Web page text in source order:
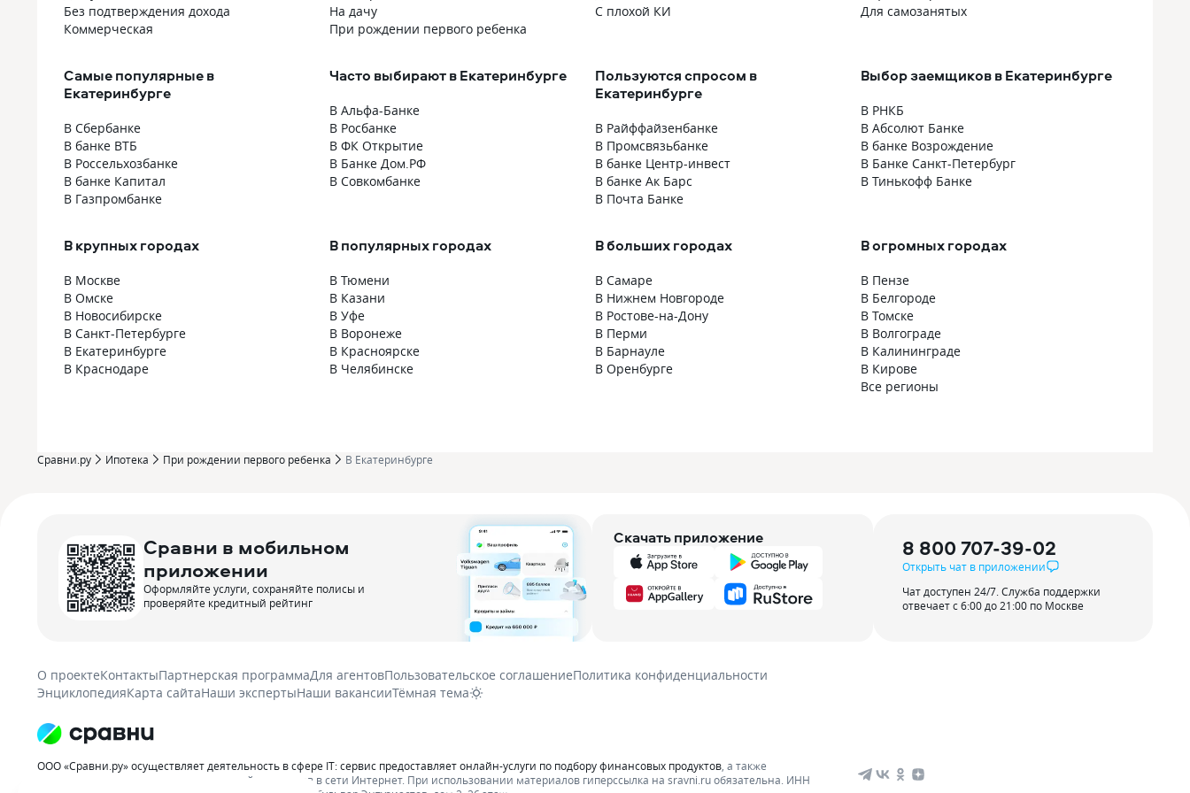
в других банках- просто шок. Очень
рада, что долгосрочное
сотрудничество именно с этим
от застройщика, согласовывая все
нюансы. · Помог выбрать
(семейная ипотека), хотя
мы изначально о ней не знали, что
Подробно, на пальцах, объяснил
каждый пункт кредитного договора. ·
Всегда был на связи в мессенджере,
даже в нерабочее время, в самые
волнительные моменты. Его
в понятный и контролируемый путь.
Без подтверждения дохода
Коммерческая
На дачу
При рождении первого ребенка
С плохой КИ
Для самозанятых
Самые популярные в
Екатеринбурге
В Сбербанке
В банке ВТБ
В Россельхозбанке
В банке Капитал
В Газпромбанке
Часто выбирают в Екатеринбурге
В Альфа-Банке
В Росбанке
В ФК Открытие
В Банке Дом.РФ
В Совкомбанке
Пользуются спросом в
Екатеринбурге
В Райффайзенбанке
В Промсвязьбанке
В банке Центр-инвест
В банке Ак Барс
В Почта Банке
Выбор заемщиков в Екатеринбурге
В РНКБ
В Абсолют Банке
В банке Возрождение
В Банке Санкт-Петербург
В Тинькофф Банке
В крупных городах
В Москве
В Омске
В Новосибирске
В Санкт-Петербурге
В Екатеринбурге
В Краснодаре
В популярных городах
В Тюмени
В Казани
В Уфе
В Воронеже
В Красноярске
В Челябинске
В больших городах
В Самаре
В Нижнем Новгороде
В Ростове-на-Дону
В Перми
В Барнауле
В Оренбурге
В огромных городах
В Пензе
В Белгороде
В Томске
В Волгограде
В Калининграде
В Кирове
Все регионы
Сравни.ру Ипотека При рождении первого ребенка В Екатеринбурге
Сравни в мобильном
приложении
Оформляйте услуги, сохраняйте полисы и
проверяйте кредитный рейтинг
Скачать приложение 8 800 707-39-02
Открыть чат в приложении
Чат доступен 24/7. Служба поддержки
отвечает с 6:00 до 21:00 по Москве
О проектеКонтактыПартнерская программаДля агентовПользовательское соглашениеПолитика конфиденциальности
ЭнциклопедияКарта сайтаНаши экспертыНаши вакансииТёмная тема
ООО «Сравни.ру» осуществляет деятельность в сфере IT: сервис предоставляет онлайн-услуги по подбору финансовых продуктов , а также
распространению рекламы организаций-партнеров в сети Интернет. При использовании материалов гиперссылка на sravni.ru обязательна. ИНН